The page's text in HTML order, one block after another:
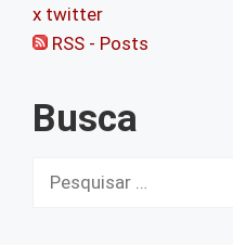
x twitter
RSS - Posts
Busca
Pesquisar